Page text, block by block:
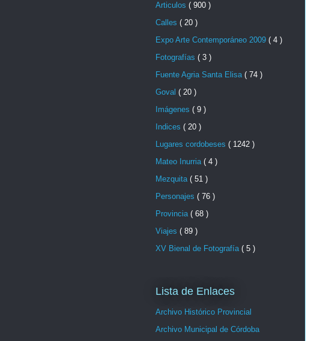
Articulos ( 900 )
Calles ( 20 )
Expo Arte Contemporáneo 2009 ( 4 )
Fotografías ( 3 )
Fuente Agria Santa Elisa ( 74 )
Goval ( 20 )
Imágenes ( 9 )
Indices ( 20 )
Lugares cordobeses ( 1242 )
Mateo Inurria ( 4 )
Mezquita ( 51 )
Personajes ( 76 )
Provincia ( 68 )
Viajes ( 89 )
XV Bienal de Fotografía ( 5 )
Lista de Enlaces
Archivo Histórico Provincial
Archivo Municipal de Córdoba